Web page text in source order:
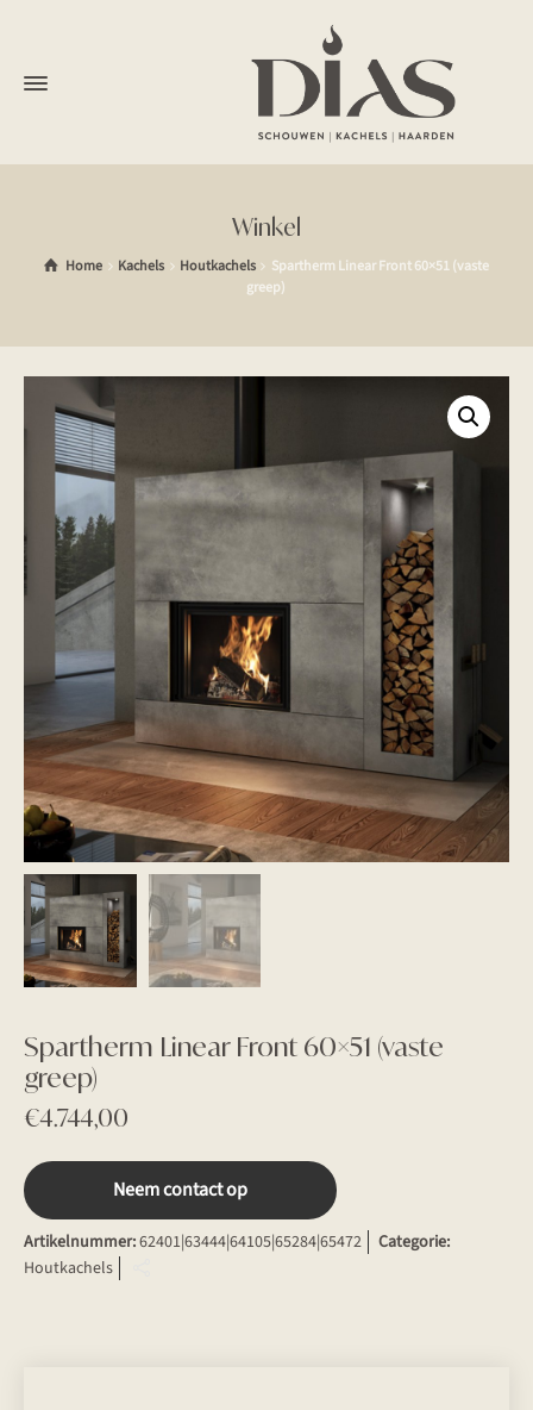
Winkel
Home Kachels Houtkachels
Spartherm Linear Front 60×51 (vaste
greep)
Spartherm Linear Front 60×51 (vaste
greep)
€4.744,00
Neem contact op
Artikelnummer:62401|63444|64105|65284|65472
Categorie:
Houtkachels